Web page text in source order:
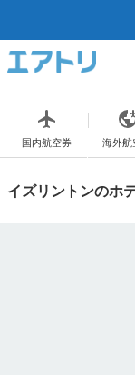
国内航空券 海外航
イズリントンのホ